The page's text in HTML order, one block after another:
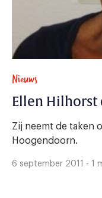
Nieuws
Ellen Hilhorst
Zij neemt de taken
Hoogendoorn.
6 september 2011 - 1